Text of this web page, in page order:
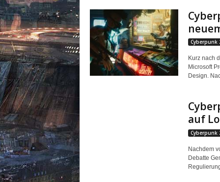
u
n
i
t
y
z
e
k
2
Cyberpunk
Kurz nach
Microsoft
Design.
auf
Cyberpunk
Nachdem
Debatte